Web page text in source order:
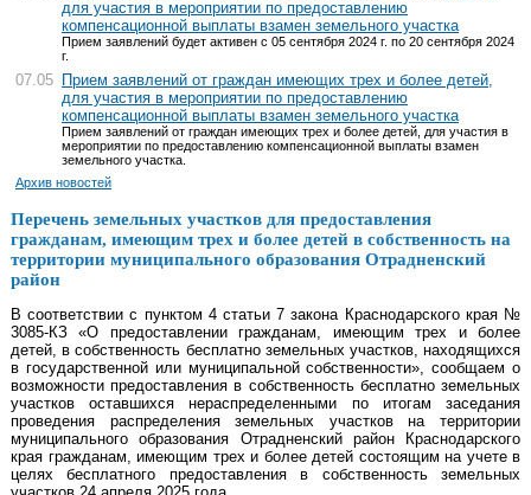
для участия в мероприятии по предоставлению
компенсационной выплаты взамен земельного участка
Прием заявлений будет активен с 05 сентября 2024 г. по 20 сентября 2024
г.
07.05 Прием заявлений от граждан имеющих трех и более детей,
для участия в мероприятии по предоставлению
компенсационной выплаты взамен земельного участка
Прием заявлений от граждан имеющих трех и более детей, для участия в
мероприятии по предоставлению компенсационной выплаты взамен
земельного участка.
Архив новостей
Перечень земельных участков для предоставления
гражданам, имеющим трех и более детей в собственность на
территории муниципального образования Отрадненский
район
В соответствии с пунктом 4 статьи 7 закона Краснодарского края №
3085-КЗ «О предоставлении гражданам, имеющим трех и более
детей, в собственность бесплатно земельных участков, находящихся
в государственной или муниципальной собственности», сообщаем о
возможности предоставления в собственность бесплатно земельных
участков оставшихся нераспределенными по итогам заседания
проведения распределения земельных участков на территории
муниципального образования Отрадненский район Краснодарского
края гражданам, имеющим трех и более детей состоящим на учете в
целях бесплатного предоставления в собственность земельных